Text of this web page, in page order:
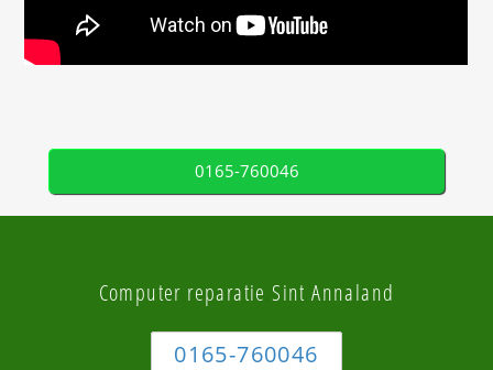
0165-760046
Computer reparatie Sint Annaland
0165-760046